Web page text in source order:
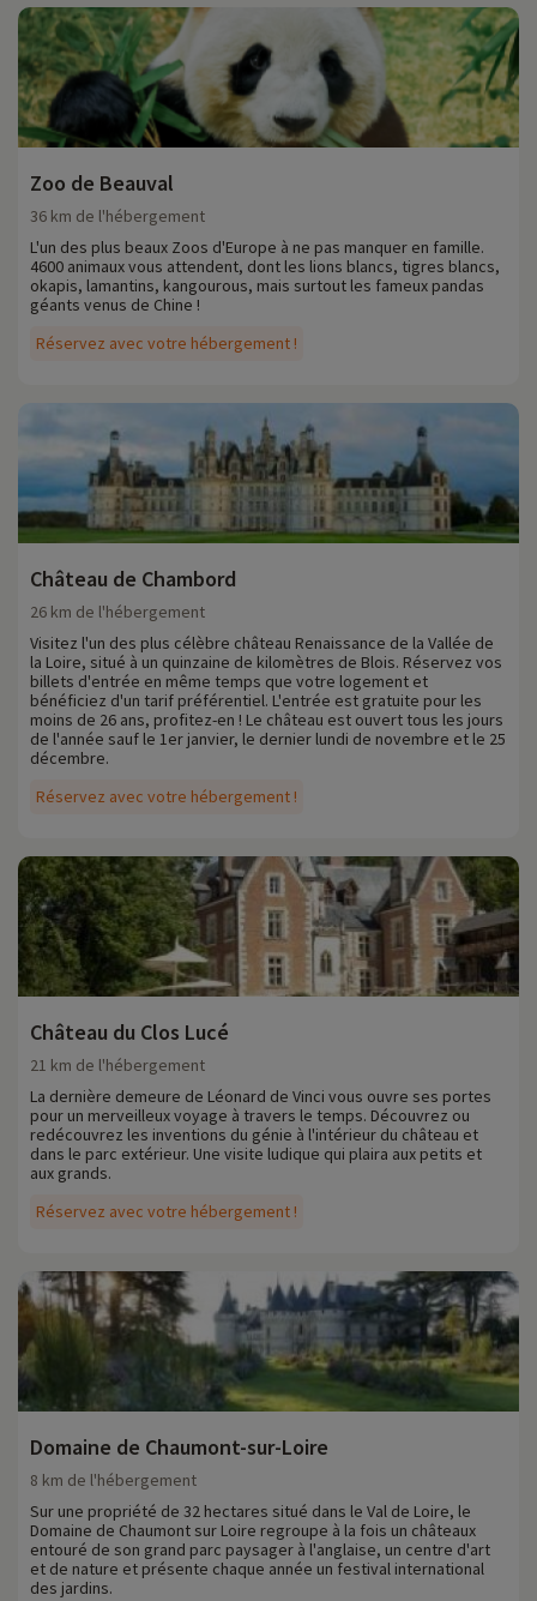
Zoo de Beauval
Réservez avec votre hébergement !
36 km de l'hébergement
L'un des plus beaux Zoos d'Europe à ne pas manquer en famille.
4600 animaux vous attendent, dont les lions blancs, tigres blancs,
okapis, lamantins, kangourous, mais surtout les fameux pandas
géants venus de Chine !
Château de Chambord
Réservez avec votre hébergement !
26 km de l'hébergement
Visitez l'un des plus célèbre château Renaissance de la Vallée de
la Loire, situé à un quinzaine de kilomètres de Blois. Réservez vos
billets d'entrée en même temps que votre logement et
bénéficiez d'un tarif préférentiel. L'entrée est gratuite pour les
moins de 26 ans, profitez-en ! Le château est ouvert tous les jours
de l'année sauf le 1er janvier, le dernier lundi de novembre et le 25
décembre.
Château du Clos Lucé
Réservez avec votre hébergement !
21 km de l'hébergement
La dernière demeure de Léonard de Vinci vous ouvre ses portes
pour un merveilleux voyage à travers le temps. Découvrez ou
redécouvrez les inventions du génie à l'intérieur du château et
dans le parc extérieur. Une visite ludique qui plaira aux petits et
aux grands.
Domaine de Chaumont-sur-Loire
8 km de l'hébergement
Sur une propriété de 32 hectares situé dans le Val de Loire, le
Domaine de Chaumont sur Loire regroupe à la fois un châteaux
entouré de son grand parc paysager à l'anglaise, un centre d'art
et de nature et présente chaque année un festival international
des jardins.